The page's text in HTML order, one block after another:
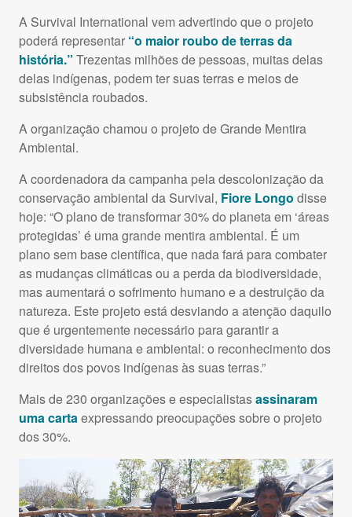
A Survival International vem advertindo que o projeto
poderá representar “o maior roubo de terras da
história.” Trezentas milhões de pessoas, muitas delas
delas indígenas, podem ter suas terras e meios de
subsistência roubados.
A organização chamou o projeto de Grande Mentira
Ambiental.
A coordenadora da campanha pela descolonização da
conservação ambiental da Survival, Fiore Longo disse
hoje: “O plano de transformar 30% do planeta em ‘áreas
protegidas’ é uma grande mentira ambiental. É um
plano sem base científica, que nada fará para combater
as mudanças climáticas ou a perda da biodiversidade,
mas aumentará o sofrimento humano e a destruição da
natureza. Este projeto está desviando a atenção daquilo
que é urgentemente necessário para garantir a
diversidade humana e ambiental: o reconhecimento dos
direitos dos povos indígenas às suas terras.”
Mais de 230 organizações e especialistasassinaram
uma cartaexpressando preocupações sobre o projeto
dos 30%.